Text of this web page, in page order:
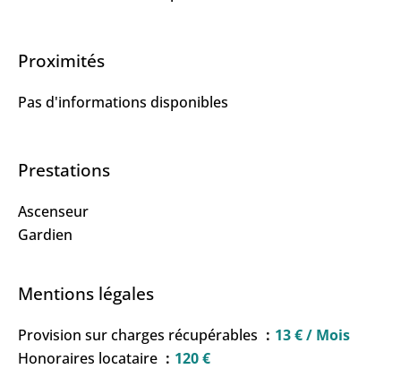
Proximités
Pas d'informations disponibles
Prestations
Ascenseur
Gardien
Mentions légales
Provision sur charges récupérables
13 € / Mois
Honoraires locataire
120 €